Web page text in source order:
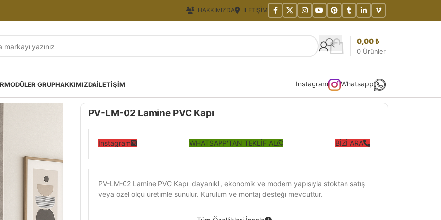
HAKKIMIZDA İLETIŞIM
0 Ürünler
0,00₺
MODÜLER GRUPHAKKIMIZDAİLETIŞIM Instagram Whatsapp
PV-LM-02 Lamine PVC Kapı
Instagram WHATSAPP'TAN TEKLİF AL BİZİ ARA
PV-LM-02 Lamine PVC Kapı; dayanıklı, ekonomik ve modern yapısıyla stoktan satış
veya özel ölçü üretimle sunulur. Kurulum ve montaj desteği mevcuttur.